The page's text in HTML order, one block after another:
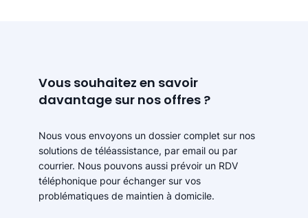
Vous souhaitez en savoir
davantage sur nos offres ?
Nous vous envoyons un dossier complet sur nos
solutions de téléassistance, par email ou par
courrier. Nous pouvons aussi prévoir un RDV
téléphonique pour échanger sur vos
problématiques de maintien à domicile.